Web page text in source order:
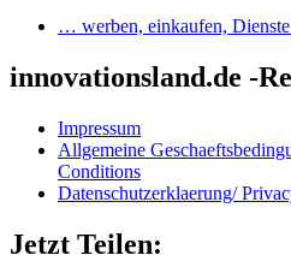
… werben, einkaufen,
innovationsland.de -
Impressum
Allgemeine
Conditions
Datenschutzerklaerung/
Jetzt Teilen: